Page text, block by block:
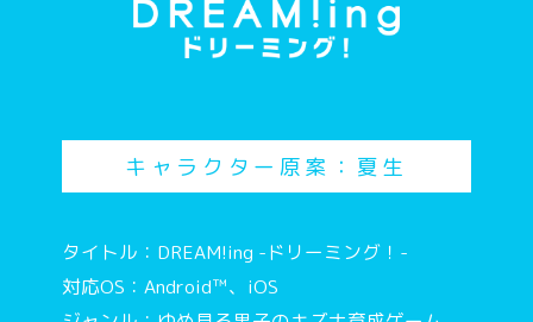
キャラクター原案：夏生
タイトル：DREAM!ing -ドリーミング！-
対応OS：Android™、iOS